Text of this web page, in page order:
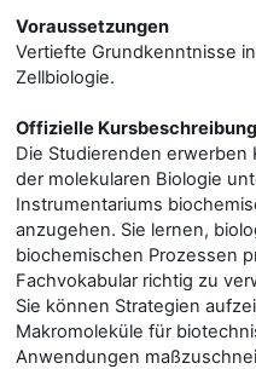
Voraussetzungen
Vertiefte Grundkenntnisse
Zellbiologie.
Offizielle Kursbeschreibung
Die Studierenden erwerben
der molekularen Biologie
Instrumentariums
anzugehen. Sie lernen,
biochemischen Prozessen
Fachvokabular richtig zu
Sie können Strategien
Makromoleküle für
Anwendungen